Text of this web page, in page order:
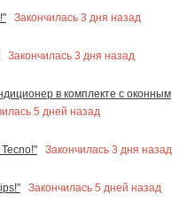
Закончилась 3 дня назад
Закончилась 3 дня назад
в комплекте с оконным
5 дней назад
Закончилась 3 дня назад
Закончилась 5 дней назад